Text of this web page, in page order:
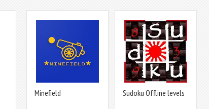
Minefield Sudoku Offline levels